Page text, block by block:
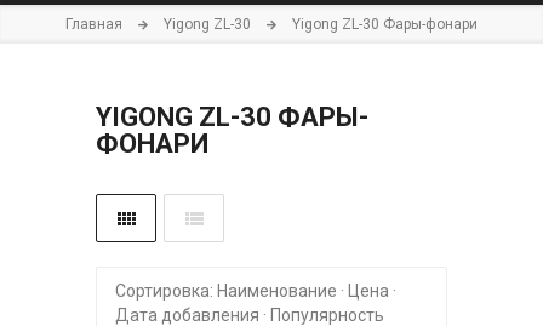
Главная Yigong ZL-30 Yigong ZL-30 Фары-фонари
YIGONG ZL-30 ФАРЫ-
ФОНАРИ
Сортировка: Наименование · Цена ·
Дата добавления · Популярность